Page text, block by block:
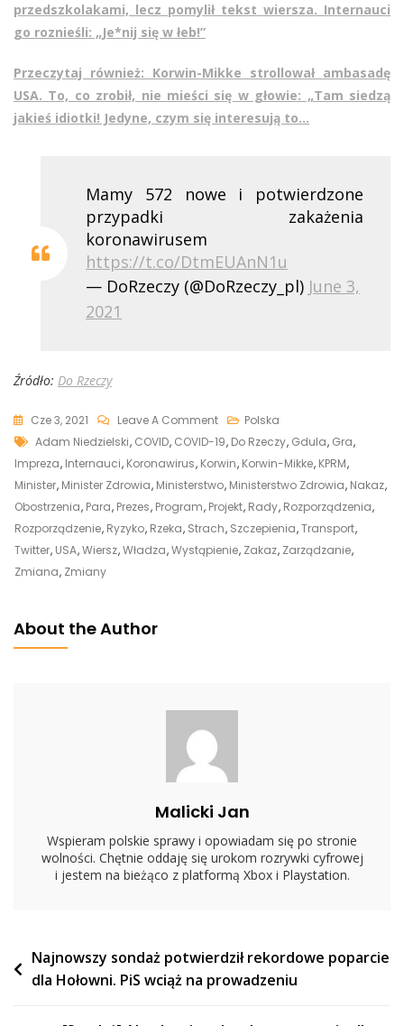
przedszkolakami, lecz pomylił tekst wiersza. Internauci
go roznieśli: „Je*nij się w łeb!”
Przeczytaj również: Korwin-Mikke strollował ambasadę
USA. To, co zrobił, nie mieści się w głowie: „Tam siedzą
jakieś idiotki! Jedyne, czym się interesują to…
Mamy 572 nowe i potwierdzone
przypadki zakażenia
koronawirusem
https://t.co/DtmEUAnN1u
— DoRzeczy (@DoRzeczy_pl) June 3,
2021
Źródło: Do Rzeczy
Cze 3, 2021 Leave A CommentOn
Zmiany
W
Obostrzeniach.
„Przewiduje
Się
Przedłużenie
Być
Dopuszczenie
Do
Polska
Tags
Adam Niedzielski, COVID, COVID-19, Do Rzeczy, Gdula, Gra,
Impreza, Internauci, Koronawirus, Korwin, Korwin-Mikke, KPRM,
Minister, Minister Zdrowia, Ministerstwo, Ministerstwo Zdrowia, Nakaz,
Obostrzenia, Para, Prezes, Program, Projekt, Rady, Rozporządzenia,
Rozporządzenie, Ryzyko, Rzeka, Strach, Szczepienia,Transport,
Twitter, USA,Wiersz,Władza,Wystąpienie, Zakaz, Zarządzanie,
Zmiana, Zmiany
About the Author
Malicki Jan
Wspieram polskie sprawy i opowiadam się po stronie
wolności. Chętnie oddaję się urokom rozrywki cyfrowej
i jestem na bieżąco z platformą Xbox i Playstation.
Nawigacja
wpisu
Najnowszy sondaż potwierdził rekordowe poparcie
dla Hołowni. PiS wciąż na prowadzeniu